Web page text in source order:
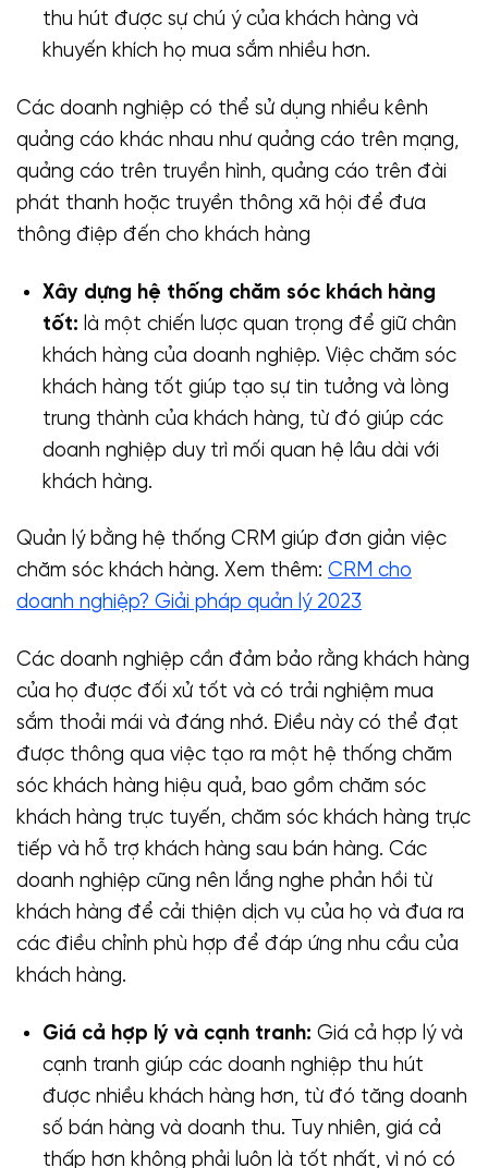
thu hút được sự chú ý của khách hàng và
khuyến khích họ mua sắm nhiều hơn.
Các doanh nghiệp có thể sử dụng nhiều kênh
quảng cáo khác nhau như quảng cáo trên mạng,
quảng cáo trên truyền hình, quảng cáo trên đài
phát thanh hoặc truyền thông xã hội để đưa
thông điệp đến cho khách hàng
Xây dựng hệ thống chăm sóc khách hàng
tốt: là một chiến lược quan trọng để giữ chân
khách hàng của doanh nghiệp. Việc chăm sóc
khách hàng tốt giúp tạo sự tin tưởng và lòng
trung thành của khách hàng, từ đó giúp các
doanh nghiệp duy trì mối quan hệ lâu dài với
khách hàng.
Quản lý bằng hệ thống CRM giúp đơn giản việc
chăm sóc khách hàng. Xem thêm: CRM cho
doanh nghiệp? Giải pháp quản lý 2023
Các doanh nghiệp cần đảm bảo rằng khách hàng
của họ được đối xử tốt và có trải nghiệm mua
sắm thoải mái và đáng nhớ. Điều này có thể đạt
được thông qua việc tạo ra một hệ thống chăm
sóc khách hàng hiệu quả, bao gồm chăm sóc
khách hàng trực tuyến, chăm sóc khách hàng trực
tiếp và hỗ trợ khách hàng sau bán hàng. Các
doanh nghiệp cũng nên lắng nghe phản hồi từ
khách hàng để cải thiện dịch vụ của họ và đưa ra
các điều chỉnh phù hợp để đáp ứng nhu cầu của
khách hàng.
Giá cả hợp lý và cạnh tranh: Giá cả hợp lý và
cạnh tranh giúp các doanh nghiệp thu hút
được nhiều khách hàng hơn, từ đó tăng doanh
số bán hàng và doanh thu. Tuy nhiên, giá cả
thấp hơn không phải luôn là tốt nhất, vì nó có